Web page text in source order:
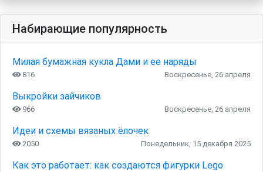
Набирающие популярность
Милая бумажная кукла Дами и ее наряды
816 Воскресенье, 26 апреля
Выкройки зайчиков
966 Воскресенье, 26 апреля
Идеи и схемы вязаных ёлочек
2050 Понедельник, 15 декабря 2025
Как это работает: как создаются фигурки Lego